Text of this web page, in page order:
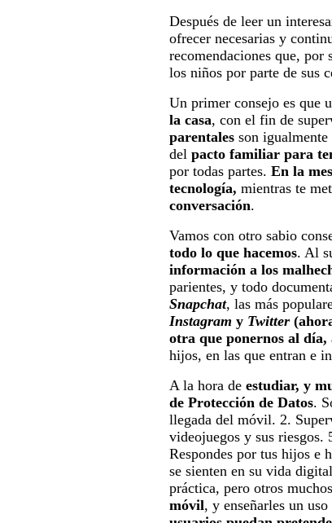
Después de leer un
ofrecer necesarias y
recomendaciones que, por
los niños por parte de sus
Un primer consejo es que
la casa, con el fin de
parentales son
del pacto familiar para
por todas partes. En la
tecnología, mientras te
conversación.
Vamos con otro sabio
todo lo que hacemos. Al
información a los
parientes, y todo
Snapchat, las más
Instagram y Twitter
otra que ponernos al día,
hijos, en las que entran e
A la hora de estudiar, y
de Protección de Datos.
llegada del móvil. 2.
videojuegos y sus riesgos.
Respondes por tus hijos e
se sienten en su vida
práctica, pero otros
móvil, y enseñarles un